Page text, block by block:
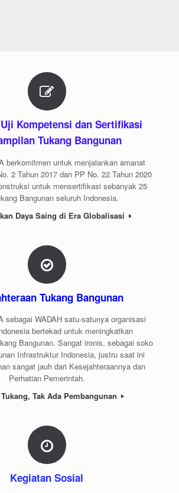
Kompetensi dan Sertifikasi
Tukang Bangunan
berkomitmen untuk menjalankan amanat
2 Tahun 2017 dan PP No. 22 Tahun 2020
untuk mensertifikasi sebanyak 25
Bangunan seluruh Indonesia.
Daya Saing di Era Globalisasi
Tukang Bangunan
sebagai WADAH satu-satunya organisasi
bertekad untuk meningkatkan
Bangunan. Sangat ironis, sebagai soko
Infrastruktur Indonesia, justru saat ini
sangat jauh dari Kesejahteraannya dan
Perhatian Pemerintah.
Tak Ada Pembangunan
Kegiatan Sosial